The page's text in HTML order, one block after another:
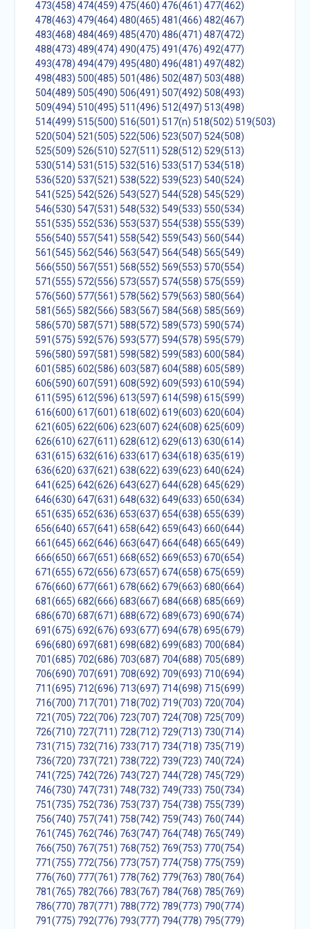
473(458) 474(459) 475(460) 476(461) 477(462)
478(463) 479(464) 480(465) 481(466) 482(467)
483(468) 484(469) 485(470) 486(471) 487(472)
488(473) 489(474) 490(475) 491(476) 492(477)
493(478) 494(479) 495(480) 496(481) 497(482)
498(483) 500(485) 501(486) 502(487) 503(488)
504(489) 505(490) 506(491) 507(492) 508(493)
509(494) 510(495) 511(496) 512(497) 513(498)
514(499) 515(500) 516(501) 517(n) 518(502) 519(503)
520(504) 521(505) 522(506) 523(507) 524(508)
525(509) 526(510) 527(511) 528(512) 529(513)
530(514) 531(515) 532(516) 533(517) 534(518)
536(520) 537(521) 538(522) 539(523) 540(524)
541(525) 542(526) 543(527) 544(528) 545(529)
546(530) 547(531) 548(532) 549(533) 550(534)
551(535) 552(536) 553(537) 554(538) 555(539)
556(540) 557(541) 558(542) 559(543) 560(544)
561(545) 562(546) 563(547) 564(548) 565(549)
566(550) 567(551) 568(552) 569(553) 570(554)
571(555) 572(556) 573(557) 574(558) 575(559)
576(560) 577(561) 578(562) 579(563) 580(564)
581(565) 582(566) 583(567) 584(568) 585(569)
586(570) 587(571) 588(572) 589(573) 590(574)
591(575) 592(576) 593(577) 594(578) 595(579)
596(580) 597(581) 598(582) 599(583) 600(584)
601(585) 602(586) 603(587) 604(588) 605(589)
606(590) 607(591) 608(592) 609(593) 610(594)
611(595) 612(596) 613(597) 614(598) 615(599)
616(600) 617(601) 618(602) 619(603) 620(604)
621(605) 622(606) 623(607) 624(608) 625(609)
626(610) 627(611) 628(612) 629(613) 630(614)
631(615) 632(616) 633(617) 634(618) 635(619)
636(620) 637(621) 638(622) 639(623) 640(624)
641(625) 642(626) 643(627) 644(628) 645(629)
646(630) 647(631) 648(632) 649(633) 650(634)
651(635) 652(636) 653(637) 654(638) 655(639)
656(640) 657(641) 658(642) 659(643) 660(644)
661(645) 662(646) 663(647) 664(648) 665(649)
666(650) 667(651) 668(652) 669(653) 670(654)
671(655) 672(656) 673(657) 674(658) 675(659)
676(660) 677(661) 678(662) 679(663) 680(664)
681(665) 682(666) 683(667) 684(668) 685(669)
686(670) 687(671) 688(672) 689(673) 690(674)
691(675) 692(676) 693(677) 694(678) 695(679)
696(680) 697(681) 698(682) 699(683) 700(684)
701(685) 702(686) 703(687) 704(688) 705(689)
706(690) 707(691) 708(692) 709(693) 710(694)
711(695) 712(696) 713(697) 714(698) 715(699)
716(700) 717(701) 718(702) 719(703) 720(704)
721(705) 722(706) 723(707) 724(708) 725(709)
726(710) 727(711) 728(712) 729(713) 730(714)
731(715) 732(716) 733(717) 734(718) 735(719)
736(720) 737(721) 738(722) 739(723) 740(724)
741(725) 742(726) 743(727) 744(728) 745(729)
746(730) 747(731) 748(732) 749(733) 750(734)
751(735) 752(736) 753(737) 754(738) 755(739)
756(740) 757(741) 758(742) 759(743) 760(744)
761(745) 762(746) 763(747) 764(748) 765(749)
766(750) 767(751) 768(752) 769(753) 770(754)
771(755) 772(756) 773(757) 774(758) 775(759)
776(760) 777(761) 778(762) 779(763) 780(764)
781(765) 782(766) 783(767) 784(768) 785(769)
786(770) 787(771) 788(772) 789(773) 790(774)
791(775) 792(776) 793(777) 794(778) 795(779)